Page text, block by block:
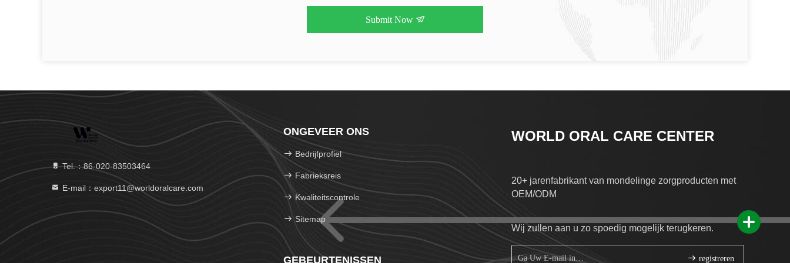
Submit Now
Tel.：86-020-83503464
E-mail：export11@worldoralcare.com
ONGEVEER ONS
Bedrijfprofiel
Fabrieksreis
Kwaliteitscontrole
Sitemap
GEBEURTENISSEN
WORLD ORAL CARE CENTER
20+ jarenfabrikant van mondelinge zorgproducten met
OEM/ODM
Wij zullen aan u zo spoedig mogelijk terugkeren.
registreren